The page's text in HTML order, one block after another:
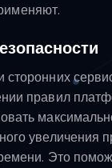
сторонних
правил
увеличения
Это